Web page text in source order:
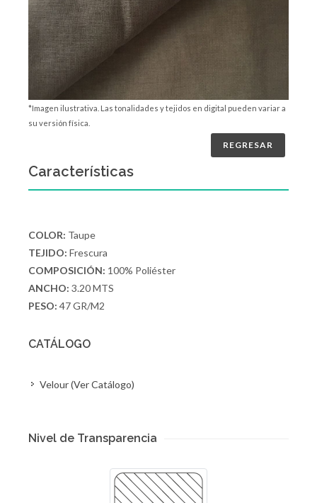
*Imagen ilustrativa. Las tonalidades y tejidos en digital pueden variar a
su versión física.
REGRESAR
Características
COLOR: Taupe
TEJIDO: Frescura
COMPOSICIÓN: 100% Poliéster
ANCHO: 3.20 MTS
PESO: 47 GR/M2
CATÁLOGO
Velour (Ver Catálogo)
Nivel de Transparencia